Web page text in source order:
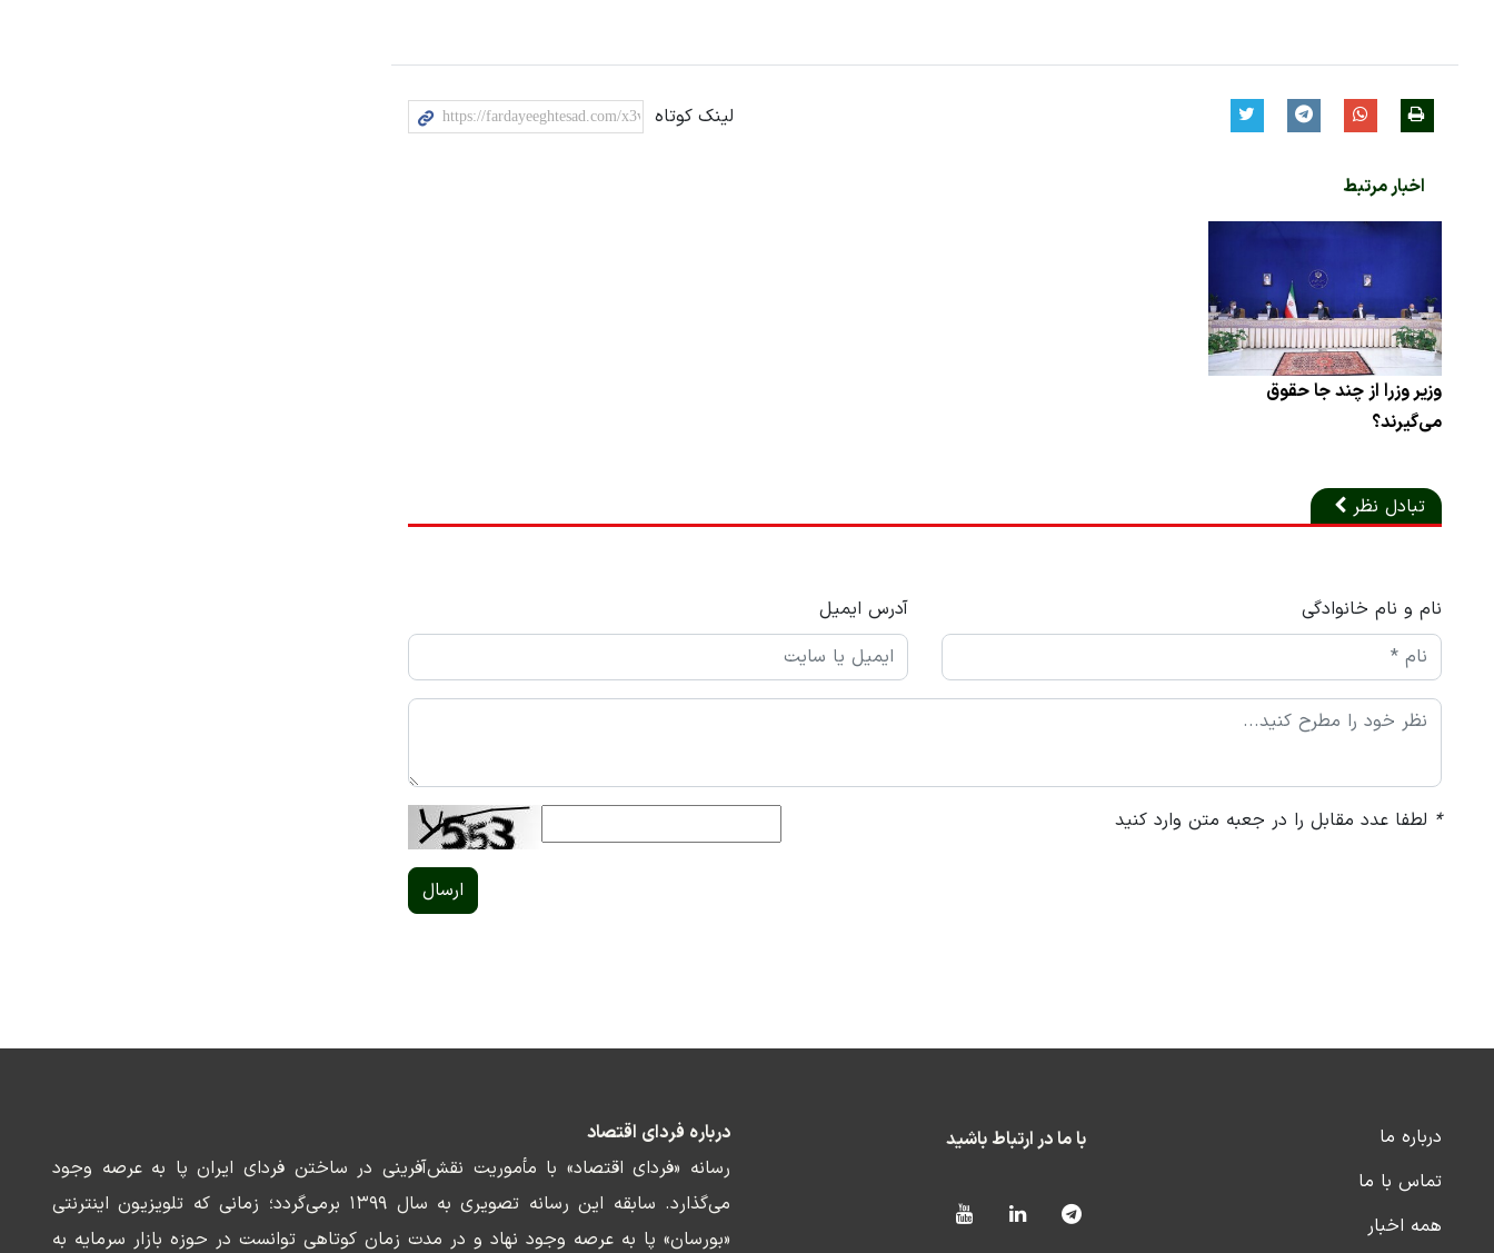
لینک کوتاه
اخبار مرتبط
وزیر وزرا از چند جا حقوق
می‌گیرند؟
تبادل نظر
نام و نام خانوادگی آدرس ایمیل
* لطفا عدد مقابل را در جعبه متن وارد کنید
ارسال
درباره ما
تماس با ما
همه اخبار
با ما در ارتباط باشید
درباره فردای اقتصاد
رسانه «فردای اقتصاد» با مأموریت نقش‌آفرینی در ساختن فردای ایران پا به عرصه وجود
می‌گذارد. سابقه این رسانه تصویری به سال ۱۳۹۹ برمی‌گردد؛ زمانی که تلویزیون اینترنتی
«بورسان» پا به عرصه وجود نهاد و در مدت زمان کوتاهی توانست در حوزه بازار سرمایه به